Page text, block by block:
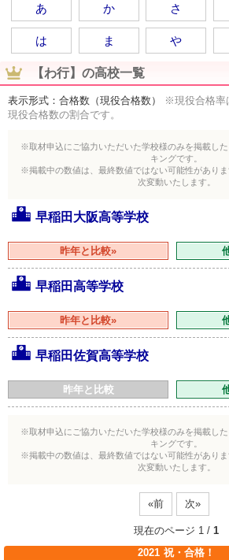
あ か さ
は ま や
【わ行】の高校一覧
表示形式：合格数（現役合格数）
※現役合格率
現役合格数の割合です。
※取材申込にご協力いただいた学校様のみを掲載し
キングです。
※掲載中の数値は、最終数値ではない可能性があり
次変動いたします。
早稲田大阪高等学校
昨年と比較»
早稲田高等学校
昨年と比較»
早稲田佐賀高等学校
昨年と比較
※取材申込にご協力いただいた学校様のみを掲載し
キングです。
※掲載中の数値は、最終数値ではない可能性があり
次変動いたします。
«前 次»
現在のページ 1 / 1
2021 祝・合格！